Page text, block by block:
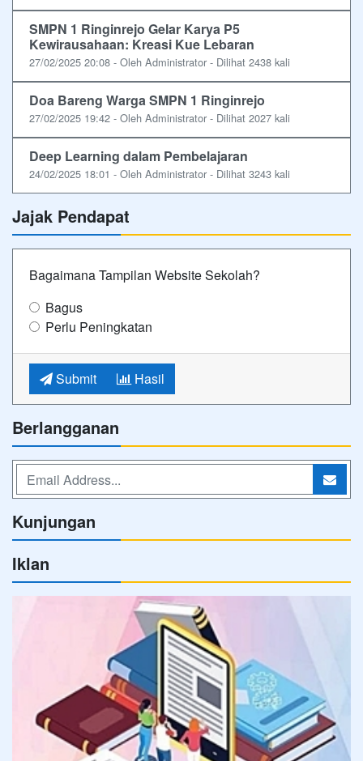
SMPN 1 Ringinrejo Gelar Karya P5
Kewirausahaan: Kreasi Kue Lebaran
27/02/2025 20:08 - Oleh Administrator - Dilihat 2438 kali
Doa Bareng Warga SMPN 1 Ringinrejo
27/02/2025 19:42 - Oleh Administrator - Dilihat 2027 kali
Deep Learning dalam Pembelajaran
24/02/2025 18:01 - Oleh Administrator - Dilihat 3243 kali
Jajak Pendapat
Bagaimana Tampilan Website Sekolah?
Bagus
Perlu Peningkatan
Submit Hasil
Berlangganan
Kunjungan
Iklan